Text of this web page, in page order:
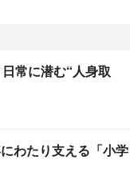
常に潜む“人身取
わたり支える「小学